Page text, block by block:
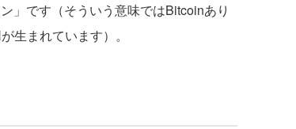
」です（そういう意味ではBitcoinあり
生まれています）。